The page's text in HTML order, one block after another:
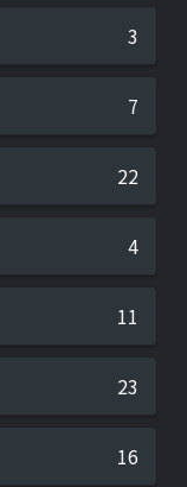
3
7
22
4
11
23
16